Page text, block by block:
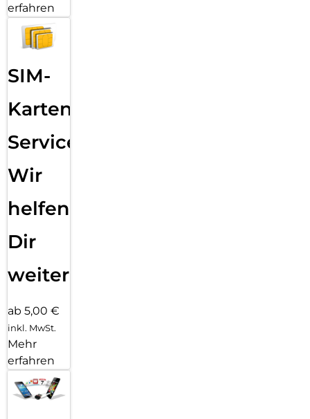
erfahren
SIM-
Karten
Service:
Wir
helfen
Dir
weiter
ab 5,00 €
inkl. MwSt.
Mehr
erfahren